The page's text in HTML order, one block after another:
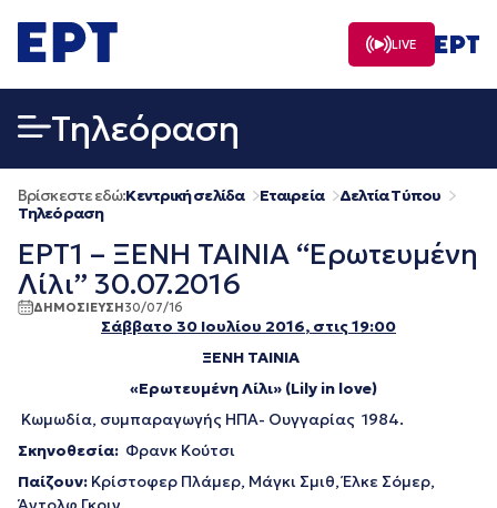
σε
περιεχόμενο
LIVE
Τηλεόραση
Βρίσκεστε εδώ:Κεντρική σελίδα Εταιρεία
Δελτία Τύπου
Τηλεόραση
ΕΡΤ1 – ΞΕΝΗ ΤΑΙΝΙΑ “Ερωτευμένη
Λίλι” 30.07.2016
ΔΗΜΟΣΙΕΥΣΗ30/07/16
Σάββατο 30 Ιουλίου 2016, στις 19:00
ΞΕΝΗ ΤΑΙΝΙΑ
«ΕρωτευμένηΛίλι» (Lily in love)
Κωμωδία, συμπαραγωγής ΗΠΑ- Ουγγαρίας 1984.
Σκηνοθεσία: Φρανκ Κούτσι
Παίζουν: Κρίστοφερ Πλάμερ, Μάγκι Σμιθ, Έλκε Σόμερ,